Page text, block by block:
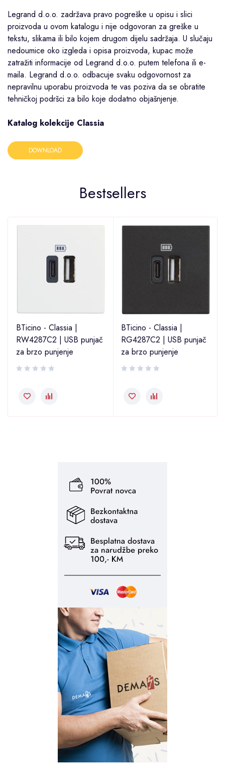
Legrand d.o.o. zadržava pravo pogreške u opisu i slici
proizvoda u ovom katalogu i nije odgovoran za greške u
tekstu, slikama ili bilo kojem drugom dijelu sadržaja. U slučaju
nedoumice oko izgleda i opisa proizvoda, kupac može
zatražiti informacije od Legrand d.o.o. putem telefona ili e-
maila. Legrand d.o.o. odbacuje svaku odgovornost za
nepravilnu uporabu proizvoda te vas poziva da se obratite
tehničkoj podršci za bilo koje dodatno objašnjenje.
Katalog kolekcije Classia
DOWNLOAD
Bestsellers
BTicino - Classia |
RW4287C2 | USB punjač
za brzo punjenje
BTicino - Classia |
RG4287C2 | USB punjač
za brzo punjenje